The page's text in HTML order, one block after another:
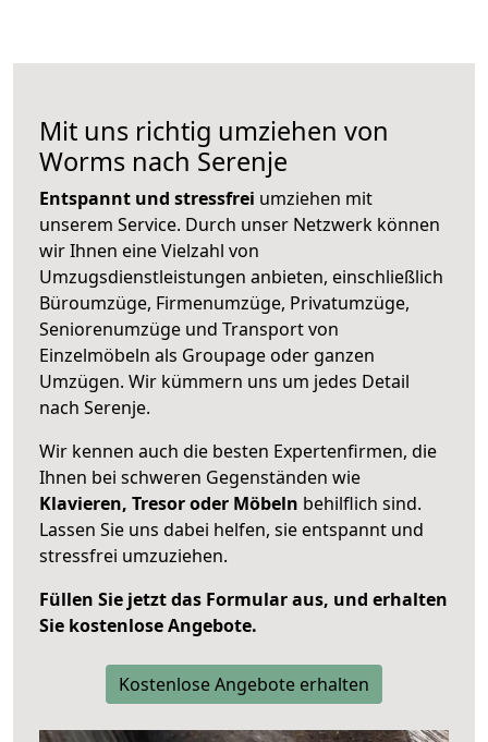
Mit uns richtig umziehen von
Worms nach Serenje
Entspannt und stressfrei umziehen mit
unserem Service. Durch unser Netzwerk können
wir Ihnen eine Vielzahl von
Umzugsdienstleistungen anbieten, einschließlich
Büroumzüge, Firmenumzüge, Privatumzüge,
Seniorenumzüge und Transport von
Einzelmöbeln als Groupage oder ganzen
Umzügen. Wir kümmern uns um jedes Detail
nach Serenje.
Wir kennen auch die besten Expertenfirmen, die
Ihnen bei schweren Gegenständen wie
Klavieren, Tresor oder Möbeln behilflich sind.
Lassen Sie uns dabei helfen, sie entspannt und
stressfrei umzuziehen.
Füllen Sie jetzt das Formular aus, und erhalten
Sie kostenlose Angebote.
Kostenlose Angebote erhalten